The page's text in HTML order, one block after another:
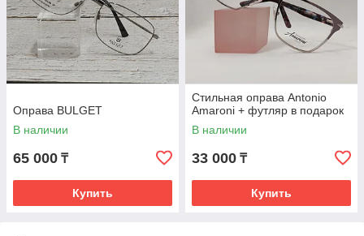
Оправа BULGET
В наличии
65 000 ₸
Купить
Стильная оправа Antonio
Amaroni + футляр в подарок
В наличии
33 000 ₸
Купить